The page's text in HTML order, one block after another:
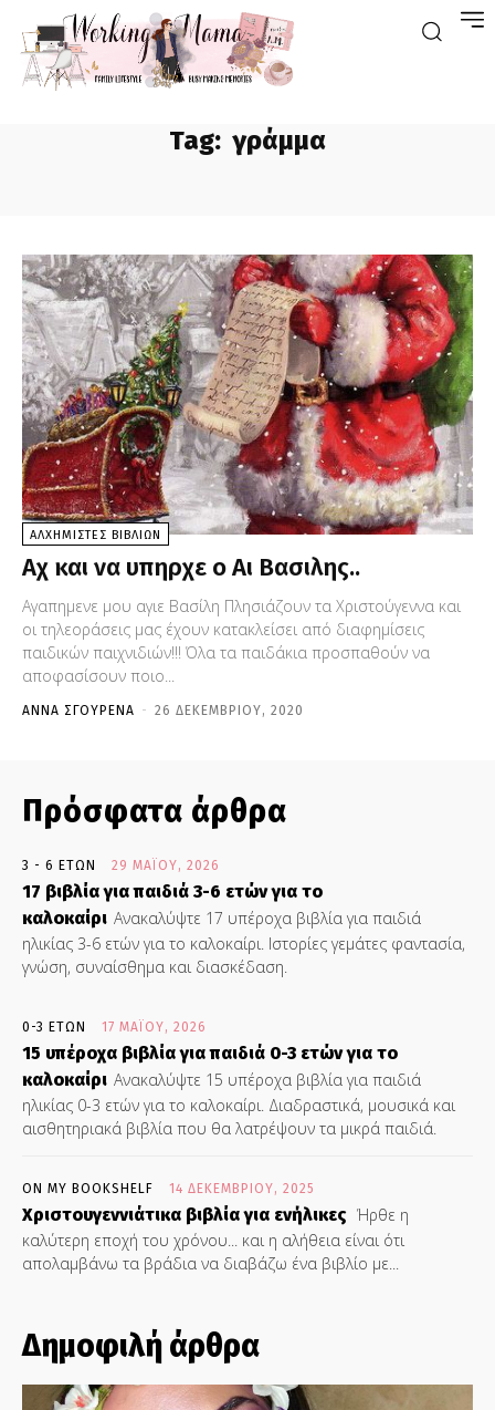
Tag: γράμμα
ΑΛΧΗΜΙΣΤΈΣ ΒΙΒΛΊΩΝ
Αχ και να υπηρχε ο Αι Βασιλης..
Αγαπημενε μου αγιε Βασίλη Πλησιάζουν τα Χριστούγεννα και
οι τηλεοράσεις μας έχουν κατακλείσει από διαφημίσεις
παιδικών παιχνιδιών!!! Όλα τα παιδάκια προσπαθούν να
αποφασίσουν ποιο...
ΆΝΝΑ ΣΓΟΎΡΕΝΑ - 26 ΔΕΚΕΜΒΡΊΟΥ, 2020
Πρόσφατα άρθρα
3 - 6 ΕΤΏΝ 29 ΜΑΪ́ΟΥ, 2026
17 βιβλία για παιδιά 3-6 ετών για το
καλοκαίρι Ανακαλύψτε 17 υπέροχα βιβλία για παιδιά
ηλικίας 3-6 ετών για το καλοκαίρι. Ιστορίες γεμάτες φαντασία,
γνώση, συναίσθημα και διασκέδαση.
0-3 ΕΤΏΝ 17 ΜΑΪ́ΟΥ, 2026
15 υπέροχα βιβλία για παιδιά 0-3 ετών για το
καλοκαίρι Ανακαλύψτε 15 υπέροχα βιβλία για παιδιά
ηλικίας 0-3 ετών για το καλοκαίρι. Διαδραστικά, μουσικά και
αισθητηριακά βιβλία που θα λατρέψουν τα μικρά παιδιά.
ON MY BOOKSHELF 14 ΔΕΚΕΜΒΡΊΟΥ, 2025
Χριστουγεννιάτικα βιβλία για ενήλικες Ήρθε η
καλύτερη εποχή του χρόνου... και η αλήθεια είναι ότι
απολαμβάνω τα βράδια να διαβάζω ένα βιβλίο με...
Δημοφιλή άρθρα